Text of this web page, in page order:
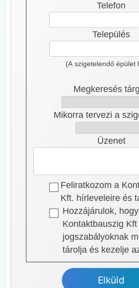
Telefon
Település
(A szigetelendő épület
Megkeresés
Mikorra tervezi a
Üzenet
Feliratkozom a
Kft. hírleveleire és
Hozzájárulok,
Kontaktbauszig Kft
jogszabályoknak
tárolja és kezelje